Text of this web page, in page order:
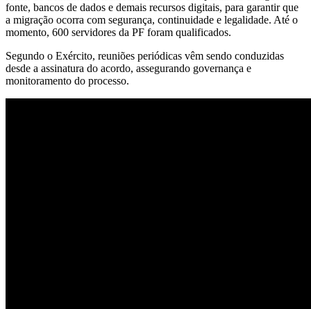
fonte, bancos de dados e demais recursos digitais, para garantir que
a migração ocorra com segurança, continuidade e legalidade. Até o
momento, 600 servidores da PF foram qualificados.
Segundo o Exército, reuniões periódicas vêm sendo conduzidas
desde a assinatura do acordo, assegurando governança e
monitoramento do processo.